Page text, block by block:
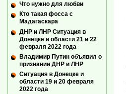
Что нужно для любви
Кто такая фосса с
Мадагаскара
ДНР и ЛНР Ситуация в
Донецке и области 21 и 22
февраля 2022 года
Владимир Путин объявил о
признании ДНР и ЛНР
Ситуация в Донецке и
области 19 и 20 февраля
2022 года